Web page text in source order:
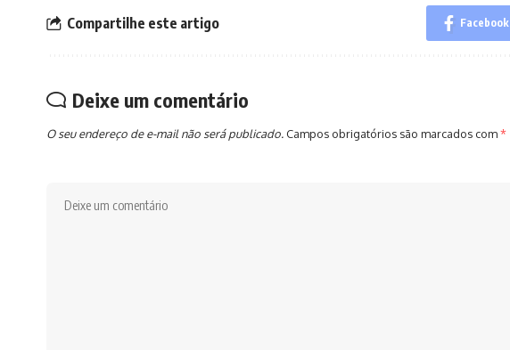
Compartilhe este artigo Facebook
Deixe um comentário
O seu endereço de e-mail não será publicado. Campos obrigatórios são marcados com*